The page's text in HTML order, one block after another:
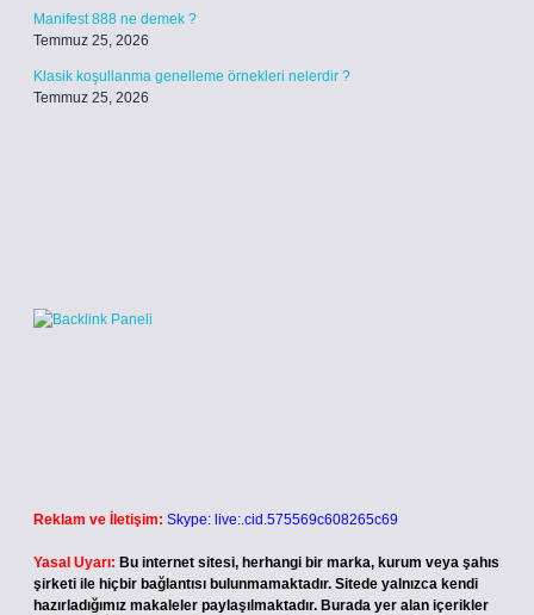
Manifest 888 ne demek ?
Temmuz 25, 2026
Klasik koşullanma genelleme örnekleri nelerdir ?
Temmuz 25, 2026
Reklam ve İletişim: Skype: live:.cid.575569c608265c69
Yasal Uyarı: Bu internet sitesi, herhangi bir marka, kurum veya şahıs
şirketi ile hiçbir bağlantısı bulunmamaktadır. Sitede yalnızca kendi
hazırladığımız makaleler paylaşılmaktadır. Burada yer alan içerikler